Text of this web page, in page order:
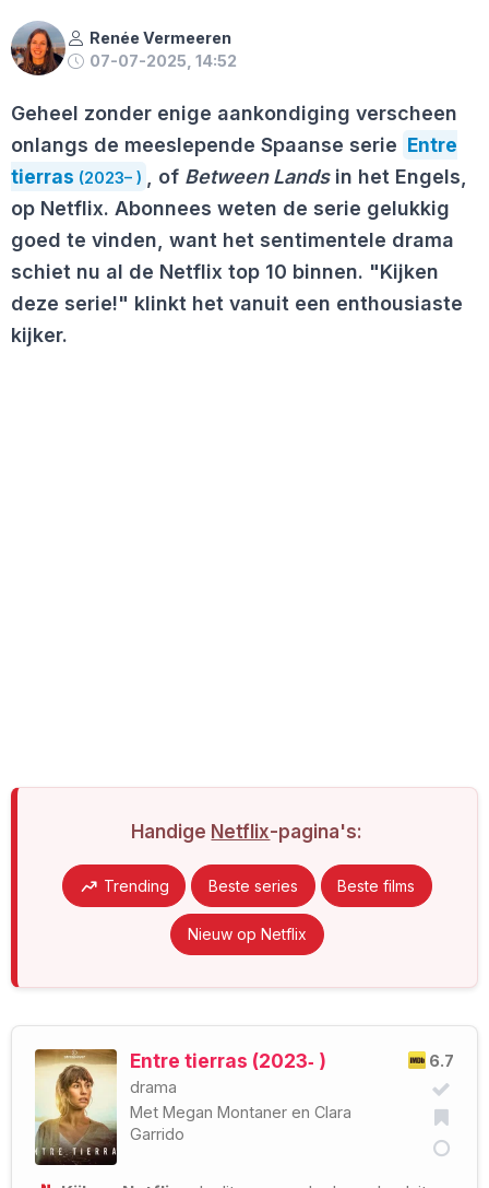
Renée Vermeeren
07-07-2025, 14:52
Geheel zonder enige aankondiging verscheen
onlangs de meeslepende Spaanse serie Entre
tierras (2023– ) , of Between Landsin het Engels,
op Netflix. Abonnees weten de serie gelukkig
goed te vinden, want het sentimentele drama
schiet nu al de Netflix top 10 binnen. "Kijken
deze serie!" klinkt het vanuit een enthousiaste
kijker.
Handige Netflix-pagina's:
Trending Beste series Beste films
Nieuw op Netflix
6.7
Entre tierras (2023‑ )
drama
Met Megan Montaner en Clara
Garrido